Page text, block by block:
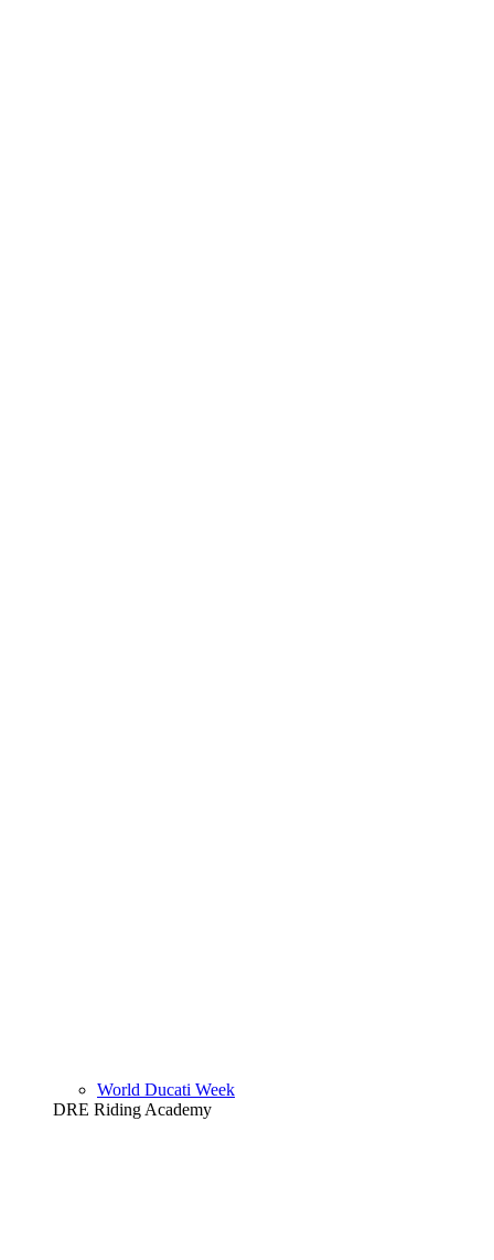
World Ducati Week
DRE Riding Academy